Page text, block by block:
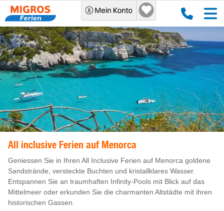
All inclusive Ferien auf Menorca
Geniessen Sie in Ihren All Inclusive Ferien auf Menorca goldene
Sandstrände, versteckte Buchten und kristallklares Wasser.
Entspannen Sie an traumhaften Infinity-Pools mit Blick auf das
Mittelmeer oder erkunden Sie die charmanten Altstädte mit ihren
historischen Gassen.